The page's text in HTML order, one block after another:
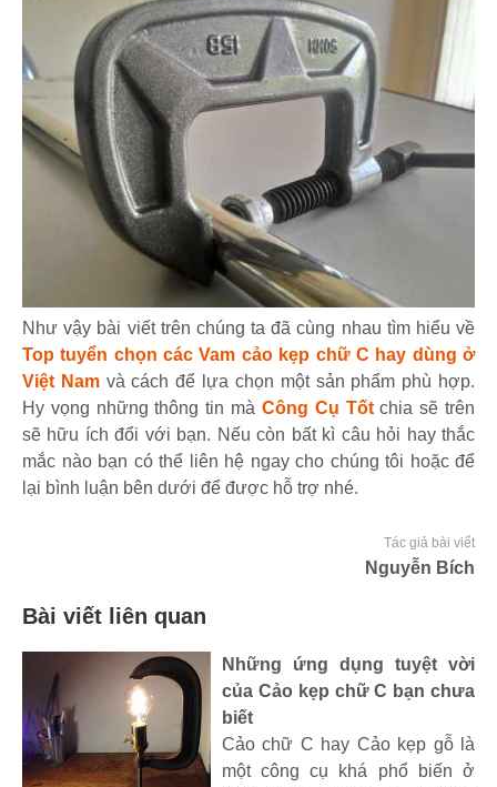
Như vậy bài viết trên chúng ta đã cùng nhau tìm hiểu về
Top tuyển chọn các Vam cảo kẹp chữ C hay dùng ở
Việt Namvà cách để lựa chọn một sản phẩm phù hợp.
Hy vọng những thông tin mà Công Cụ Tốtchia sẽ trên
sẽ hữu ích đổi với bạn. Nếu còn bất kì câu hỏi hay thắc
mắc nào bạn có thể liên hệ ngay cho chúng tôi hoặc để
lại bình luận bên dưới để được hỗ trợ nhé.
Tác giả bài viết
Nguyễn Bích
Bài viết liên quan
Những ứng dụng tuyệt vời
của Cảo kẹp chữ C bạn chưa
biết
Cảo chữ C hay Cảo kẹp gỗ là
một công cụ khá phổ biến ở